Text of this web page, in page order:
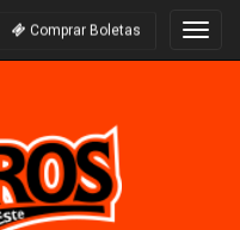
Comprar Boletas